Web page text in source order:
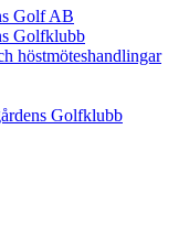
Golf AB
Golfklubb
höstmöteshandlingar
Golfklubb